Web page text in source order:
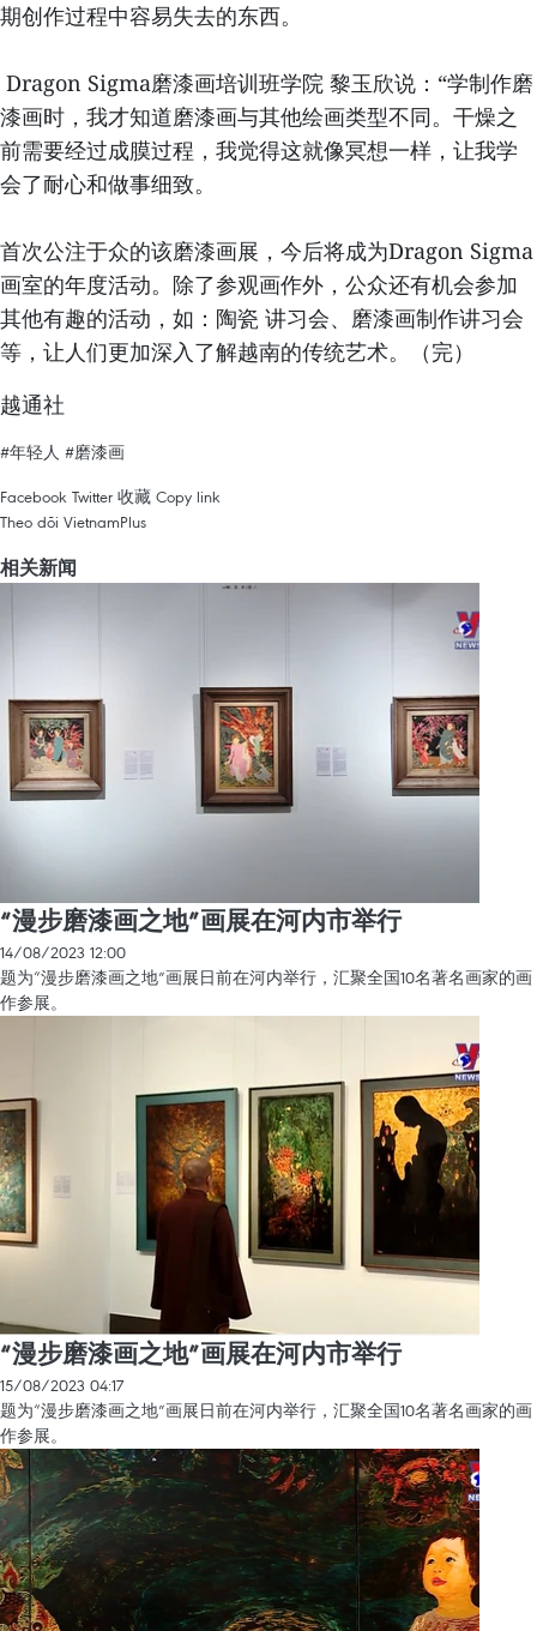
期创作过程中容易失去的东西。
Dragon Sigma磨漆画培训班学院 黎玉欣说：“学制作磨
漆画时，我才知道磨漆画与其他绘画类型不同。干燥之
前需要经过成膜过程，我觉得这就像冥想一样，让我学
会了耐心和做事细致。
首次公注于众的该磨漆画展，今后将成为Dragon Sigma
画室的年度活动。除了参观画作外，公众还有机会参加
其他有趣的活动，如：陶瓷 讲习会、磨漆画制作讲习会
等，让人们更加深入了解越南的传统艺术。（完）
越通社
#年轻人 #磨漆画
Facebook Twitter 收藏 Copy link
Theo dõi VietnamPlus
相关新闻
“漫步磨漆画之地”画展在河内市举行
14/08/2023 12:00
题为“漫步磨漆画之地”画展日前在河内举行，汇聚全国10名著名画家的画
作参展。
“漫步磨漆画之地”画展在河内市举行
15/08/2023 04:17
题为“漫步磨漆画之地”画展日前在河内举行，汇聚全国10名著名画家的画
作参展。